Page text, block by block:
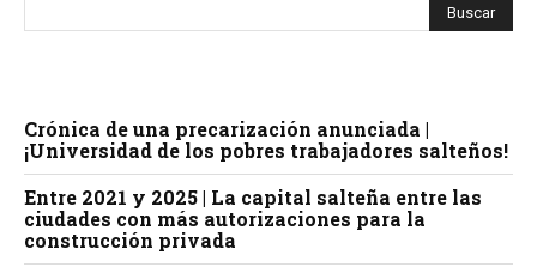
Crónica de una precarización anunciada |
¡Universidad de los pobres trabajadores salteños!
Entre 2021 y 2025 | La capital salteña entre las
ciudades con más autorizaciones para la
construcción privada